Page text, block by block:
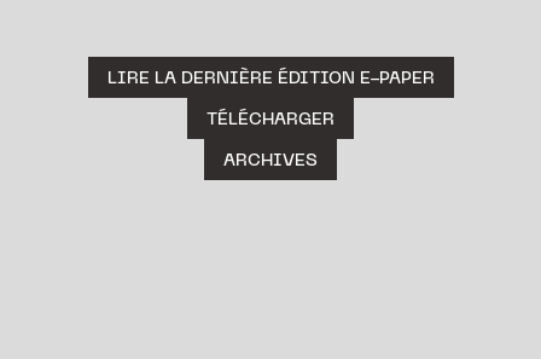
LIRE LA DERNIÈRE ÉDITION E-PAPER
TÉLÉCHARGER
ARCHIVES